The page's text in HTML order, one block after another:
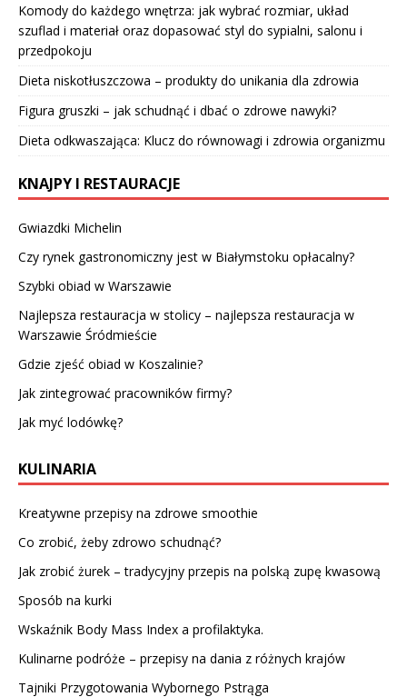
Komody do każdego wnętrza: jak wybrać rozmiar, układ
szuflad i materiał oraz dopasować styl do sypialni, salonu i
przedpokoju
Dieta niskotłuszczowa – produkty do unikania dla zdrowia
Figura gruszki – jak schudnąć i dbać o zdrowe nawyki?
Dieta odkwaszająca: Klucz do równowagi i zdrowia organizmu
KNAJPY I RESTAURACJE
Gwiazdki Michelin
Czy rynek gastronomiczny jest w Białymstoku opłacalny?
Szybki obiad w Warszawie
Najlepsza restauracja w stolicy – najlepsza restauracja w
Warszawie Śródmieście
Gdzie zjeść obiad w Koszalinie?
Jak zintegrować pracowników firmy?
Jak myć lodówkę?
KULINARIA
Kreatywne przepisy na zdrowe smoothie
Co zrobić, żeby zdrowo schudnąć?
Jak zrobić żurek – tradycyjny przepis na polską zupę kwasową
Sposób na kurki
Wskaźnik Body Mass Index a profilaktyka.
Kulinarne podróże – przepisy na dania z różnych krajów
Tajniki Przygotowania Wybornego Pstrąga